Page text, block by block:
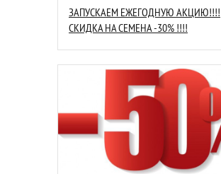
ЗАПУСКАЕМ ЕЖЕГОДНУЮ АКЦИЮ!!!!
СКИДКА НА СЕМЕНА -30% !!!!